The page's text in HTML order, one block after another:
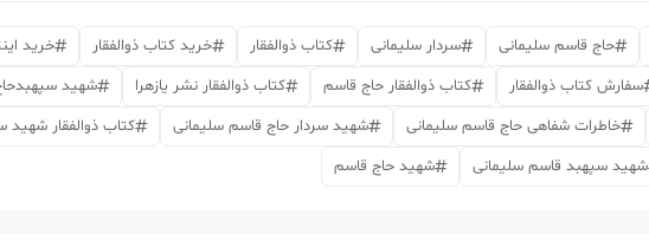
حاج قاسم سلیمانی سردار سلیمانی کتاب ذوالفقار خرید کتاب ذوالفقار
خرید
سفارش کتاب ذوالفقار کتاب ذوالفقار حاج قاسم کتاب ذوالفقار نشر یازهرا شهید
خاطرات شفاهی حاج قاسم سلیمانی شهید سردار حاج قاسم سلیمانی کتاب ذوالفقار شهید
شهید سپهبد قاسم سلیمانی شهید حاج قاسم